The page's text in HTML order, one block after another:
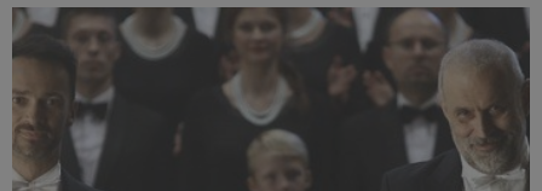
kulinarnych w stacji Kuchnia+.